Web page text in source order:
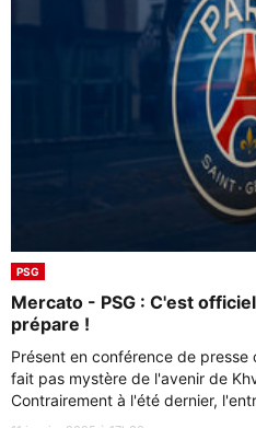
PSG
Mercato - PSG : C'est
prépare !
Présent en conférence de presse
fait pas mystère de l'avenir de
Contrairement à l'été dernier,